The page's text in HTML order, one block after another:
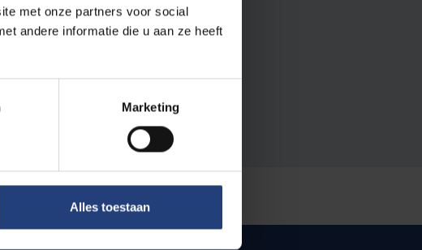
met onze partners voor social
andere informatie die u aan ze heeft
Marketing
Alles toestaan